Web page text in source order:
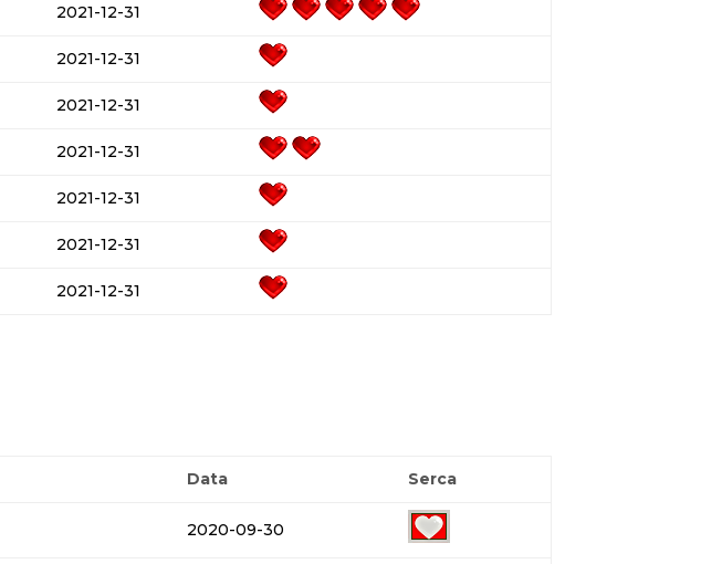
2021-12-31
2021-12-31
2021-12-31
2021-12-31
2021-12-31
2021-12-31
2021-12-31
Data Serca
2020-09-30